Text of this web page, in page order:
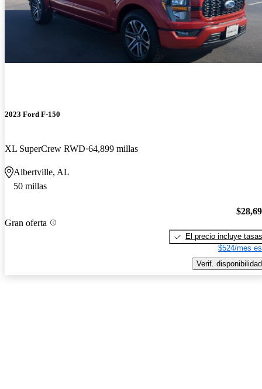
2023 Ford F-150
XL SuperCrew RWD 64,899 millas
Albertville, AL
50 millas
Gran oferta
El precio incluye tasas
$524/mes
Verif. disponibilidad